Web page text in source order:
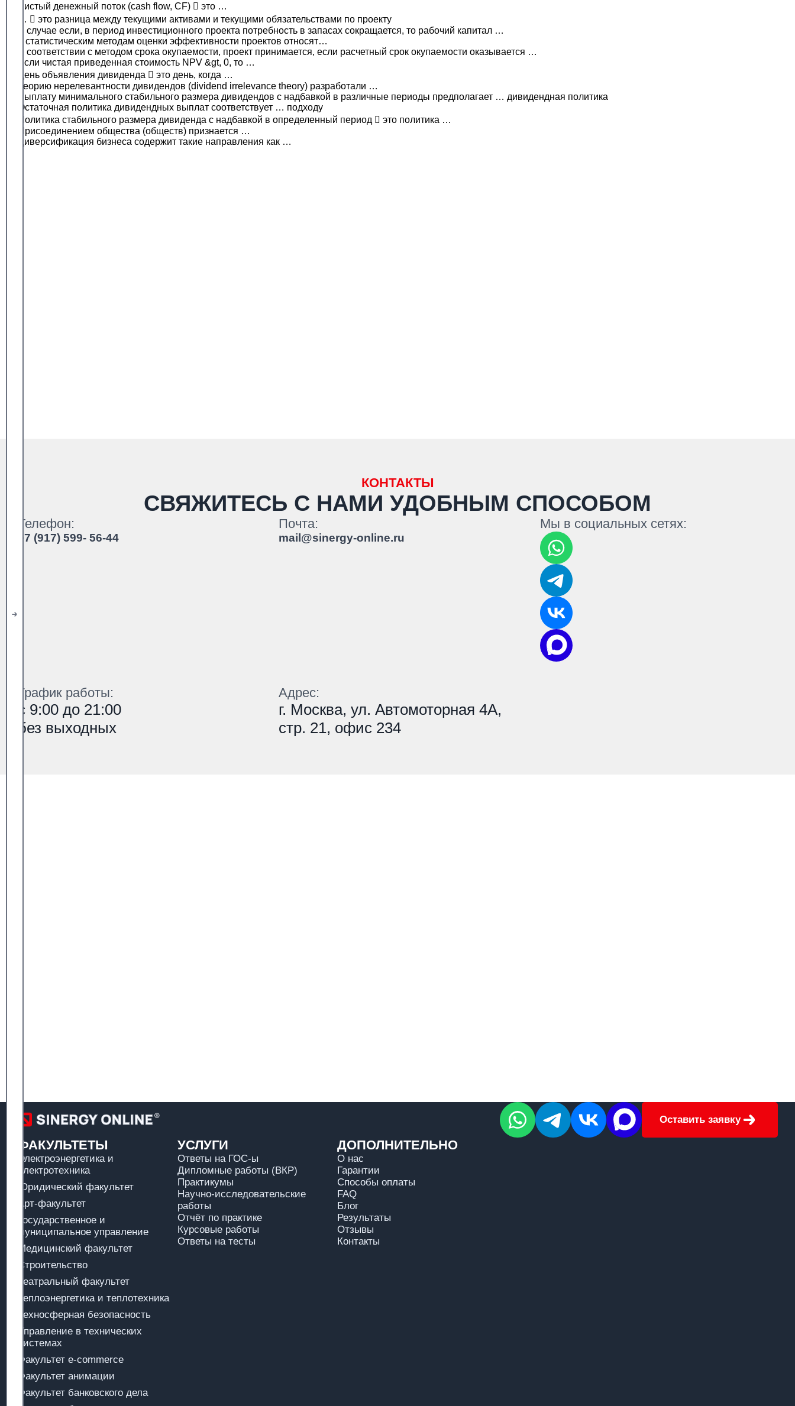
Чистый денежный поток (cash flоw, CF)  это …
…  это разница между текущими активами и текущими обязательствами по проекту
В случае если, в период инвестиционного проекта потребность в запасах сокращается, то рабочий капитал …
К статистическим методам оценки эффективности проектов относят…
В соответствии с методом срока окупаемости, проект принимается, если расчетный срок окупаемости оказывается …
Если чистая приведенная стоимость NPV &gt, 0, то …
День объявления дивиденда  это день, когда …
Теорию нерелевантности дивидендов (dividend irrelevance theory) разработали …
Выплату минимального стабильного размера дивидендов с надбавкой в различные периоды предполагает … дивидендная политика
Остаточная политика дивидендных выплат соответствует … подходу
Политика стабильного размера дивиденда с надбавкой в определенный период  это политика …
Присоединением общества (обществ) признается …
Диверсификация бизнеса содержит такие направления как …
КОНТАКТЫ
СВЯЖИТЕСЬ С НАМИ УДОБНЫМ СПОСОБОМ
Телефон:
+7 (917) 599- 56-44
Почта:
mail@sinergy-online.ru
Мы в социальных сетях:
График работы:
с 9:00 до 21:00
без выходных
Адрес:
г. Москва, ул. Автомоторная 4А,
стр. 21, офис 234
Оставить заявку
ФАКУЛЬТЕТЫ
Электроэнергетика и
электротехника
Юридический факультет
Арт-факультет
Государственное и
муниципальное управление
Медицинский факультет
Строительство
Театральный факультет
Теплоэнергетика и теплотехника
Техносферная безопасность
Управление в технических
системах
Факультет e-commerce
Факультет анимации
Факультет банковского дела
УСЛУГИ
Ответы на ГОС-ы
Дипломные работы (ВКР)
Практикумы
Научно-исследовательские
работы
Отчёт по практике
Курсовые работы
Ответы на тесты
ДОПОЛНИТЕЛЬНО
О нас
Гарантии
Способы оплаты
FAQ
Блог
Результаты
Отзывы
Контакты